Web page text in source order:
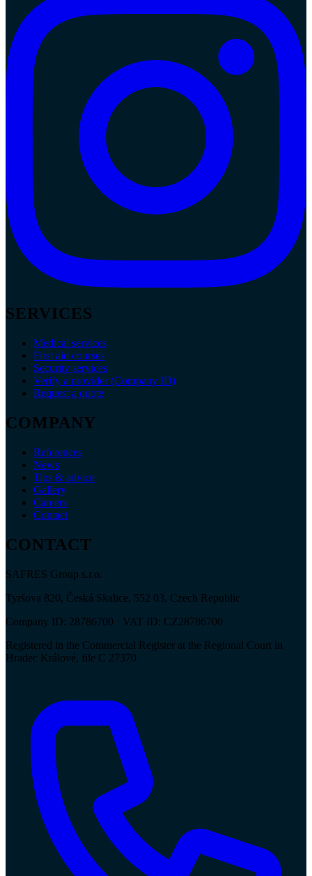
SERVICES
Medical services
First aid courses
Security services
Verify a provider (Company ID)
Request a quote
COMPANY
References
News
Tips & advice
Gallery
Careers
Contact
CONTACT
SAFRES Group s.r.o.
Tyršova 820, Česká Skalice, 552 03, Czech Republic
Company ID: 28786700 · VAT ID: CZ28786700
Registered in the Commercial Register at the Regional Court in
Hradec Králové, file C 27370